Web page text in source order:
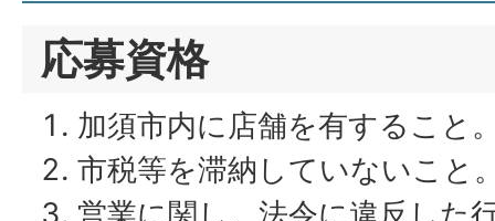
応募資格
加須市内に店舗を有すること
市税等を滞納していないこと